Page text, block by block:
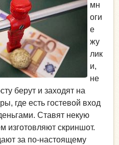
мн
оги
е
жу
лик
и,
не
берут и заходят на
где есть гостевой вход
Ставят некую
изготовляют скриншот.
за по-настоящему